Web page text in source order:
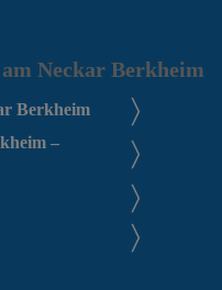
Neckar Berkheim
Berkheim
–